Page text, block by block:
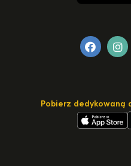
Pobierz dedykowaną